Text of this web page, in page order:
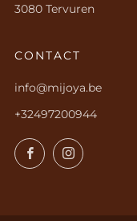
3080 Tervuren
CONTACT
info@mijoya.be
+32497200944
FacebookInstagram